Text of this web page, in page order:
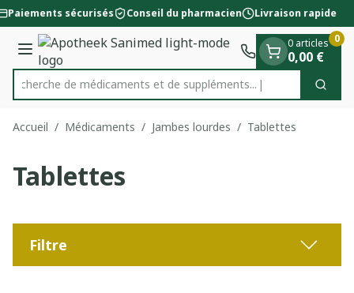
Aller au contenu
1 de 1
Paiements sécurisés Conseil du pharmacien Livraison rapide
Menu
Rechercher
Recherche de médicaments
0 articles
0,00 €
0
Accueil / Médicaments / Jambes lourdes / Tablettes
Tablettes
Filtre